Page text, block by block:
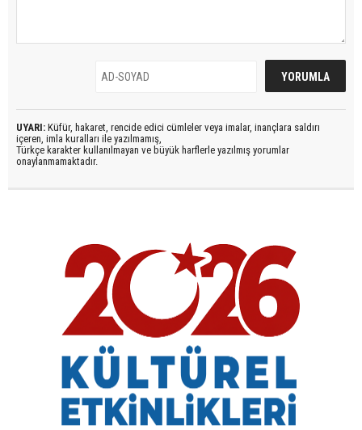
UYARI: Küfür, hakaret, rencide edici cümleler veya imalar, inançlara saldırı
içeren, imla kuralları ile yazılmamış,
Türkçe karakter kullanılmayan ve büyük harflerle yazılmış yorumlar
onaylanmamaktadır.